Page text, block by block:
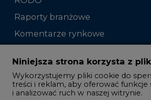
Raporty branżowe
Komentarze rynkowe
Zmiany kadrowe na rynku
Studio CIRE
Rozmowy o energetyce
Niniejsza strona korzysta z
Wykorzystujemy pliki cookie do
treści i reklam, aby oferować funkcje
i analizować ruch w naszej witrynie.